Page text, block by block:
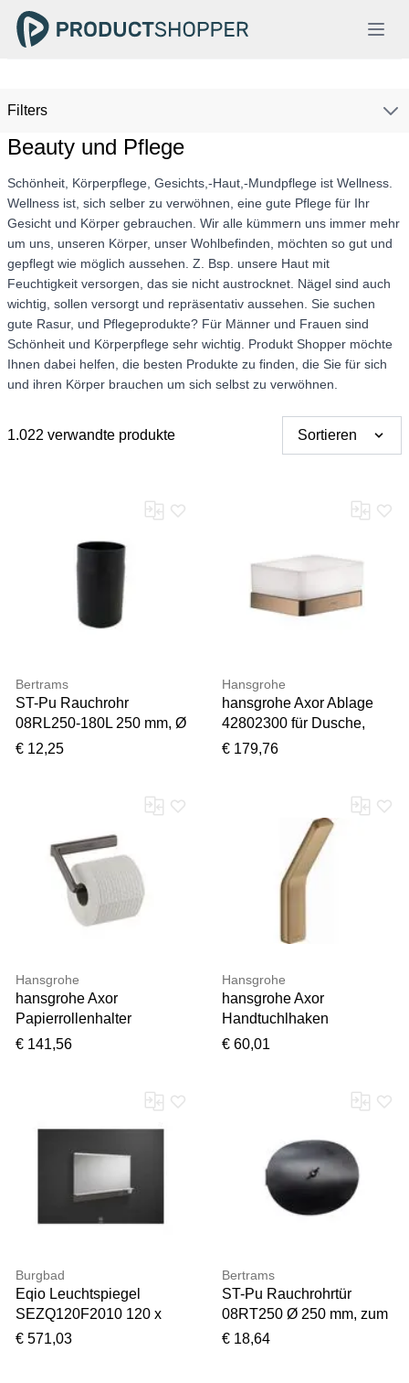
Filters
Beauty und Pflege
Schönheit, Körperpflege, Gesichts,-Haut,-Mundpflege ist Wellness.
Wellness ist, sich selber zu verwöhnen, eine gute Pflege für Ihr
Gesicht und Körper gebrauchen. Wir alle kümmern uns immer mehr
um uns, unseren Körper, unser Wohlbefinden, möchten so gut und
gepflegt wie möglich aussehen. Z. Bsp. unsere Haut mit
Feuchtigkeit versorgen, das sie nicht austrocknet. Nägel sind auch
wichtig, sollen versorgt und repräsentativ aussehen. Sie suchen
gute Rasur, und Pflegeprodukte? Für Männer und Frauen sind
Schönheit und Körperpflege sehr wichtig. Produkt Shopper möchte
Ihnen dabei helfen, die besten Produkte zu finden, die Sie für sich
und ihren Körper brauchen um sich selbst zu verwöhnen.
1.022 verwandte produkte Sortieren
Bertrams
ST-Pu Rauchrohr
08RL250-180L 250 mm, Ø
180 mm,
€ 12,25
Hansgrohe
hansgrohe Axor Ablage
42802300 für Dusche,
polished red gold
€ 179,76
Hansgrohe
hansgrohe Axor
Papierrollenhalter
42846340 ohne Deckel,
€ 141,56
Hansgrohe
hansgrohe Axor
Handtuchlhaken
42801140 brushed bronze
€ 60,01
Burgbad
Eqio Leuchtspiegel
SEZQ120F2010 120 x
76,9 x 15 cm, Grau
€ 571,03
Bertrams
ST-Pu Rauchrohrtür
08RT250 Ø 250 mm, zum
nachträglichen Einbau in
€ 18,64